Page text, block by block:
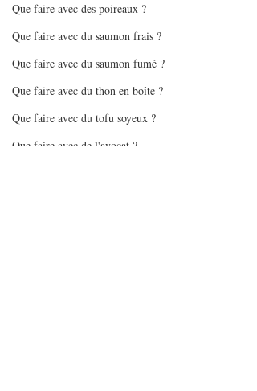
Que faire avec des poireaux ?
Que faire avec du saumon frais ?
Que faire avec du saumon fumé ?
Que faire avec du thon en boîte ?
Que faire avec du tofu soyeux ?
Que faire avec de l'avocat ?